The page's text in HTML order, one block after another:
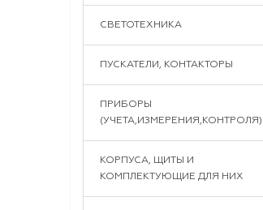
СВЕТОТЕХНИКА
ПУСКАТЕЛИ, КОНТАКТОРЫ
ПРИБОРЫ
(УЧЕТА,ИЗМЕРЕНИЯ,КОНТРОЛЯ)
КОРПУСА, ЩИТЫ И
КОМПЛЕКТУЮЩИЕ ДЛЯ НИХ